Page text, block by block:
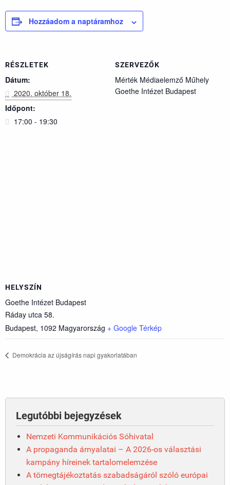
Hozzáadom a naptáramhoz
RÉSZLETEK
Dátum:
2020. október 18.
Időpont:
17:00 - 19:30
SZERVEZŐK
Mérték Médiaelemző Műhely
Goethe Intézet Budapest
HELYSZÍN
Goethe Intézet Budapest
Ráday utca 58.
Budapest, 1092 Magyarország + Google Térkép
Demokrácia az újságírás napi gyakorlatában
Legutóbbi bejegyzések
Nemzeti Kommunikációs Sóhivatal
A propaganda árnyalatai – A 2026-os választási
kampány híreinek tartalomelemzése
A tömegtájékoztatás szabadságáról szóló európai